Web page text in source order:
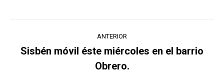
Navegación
entre
publicaciones
ANTERIOR
anterior:
Sisbén móvil éste miércoles en el barrio
Obrero.